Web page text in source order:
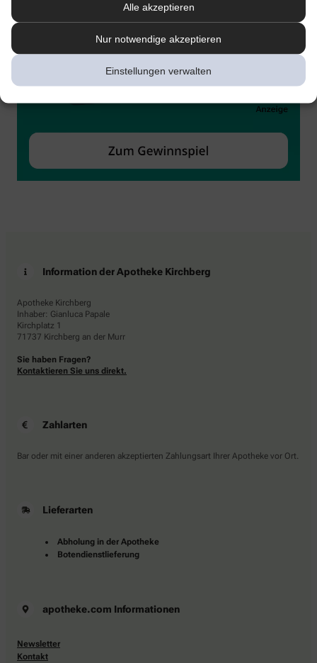
Alle akzeptieren
Nur notwendige akzeptieren
Einstellungen verwalten
Information der Apotheke Kirchberg
Apotheke Kirchberg
Inhaber: Gianluca Papale
Kirchplatz 1
71737 Kirchberg an der Murr
Sie haben Fragen?
Kontaktieren Sie uns direkt.
Zahlarten
Bar oder mit einer anderen akzeptierten Zahlungsart Ihrer Apotheke vor Ort.
Lieferarten
Abholung in der Apotheke
Botendienstlieferung
apotheke.com Informationen
Newsletter
Kontakt